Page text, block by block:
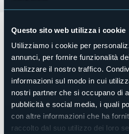
Questo sito web utilizza i cookie
Utilizziamo i cookie per
annunci, per fornire funzionalità
analizzare il nostro traffico.
informazioni sul modo in cui
nostri partner che si occupano di
pubblicità e social media, i quali
con altre informazioni che ha
raccolto dal suo utilizzo dei loro
Sabato 20 luglio ore 17:00 ci sarà
che raccontano le Valli Antigorio e
Esposizione di acquarelli di Floriana
Cartoline storiche di Giuliana
La mostra sarà visibile presso
dal 20 Luglio fino al 29
Orari: dal venerdì alla domenica
Organizzatore
Centro Studi "Piero Ginocchi"